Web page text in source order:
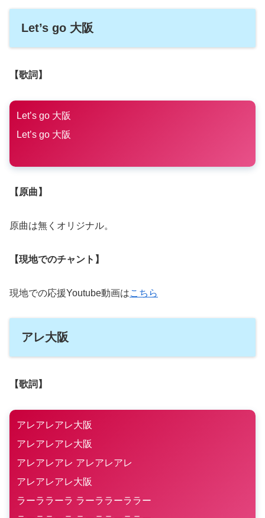
Let’s go 大阪
【歌詞】
Let’s go 大阪
Let’s go 大阪
【原曲】
原曲は無くオリジナル。
【現地でのチャント】
現地での応援Youtube動画はこちら
アレ大阪
【歌詞】
アレアレアレ大阪
アレアレアレ大阪
アレアレアレ アレアレアレ
アレアレアレ大阪
ラーララーラ ラーララーララー